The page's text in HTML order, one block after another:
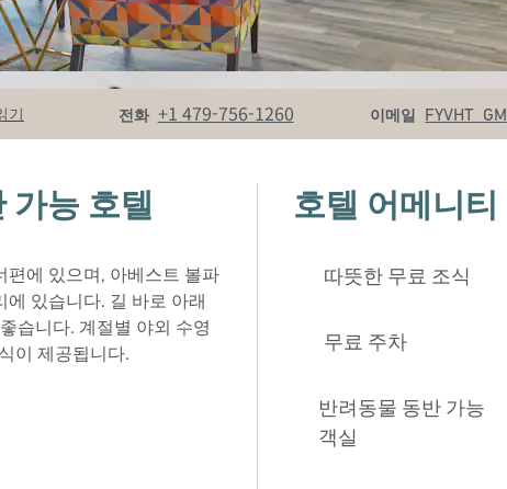
기 전화
전화 +1 479-756-1260 이메일
Email FYVHT_GM
가능 호텔
편에 있으며, 아베스트 볼파
에 있습니다. 길 바로 아래
습니다. 계절별 야외 수영
이 제공됩니다.
호텔 어메니티
따뜻한 무료 조식
무료 주차
반려동물 동반 가능
객실